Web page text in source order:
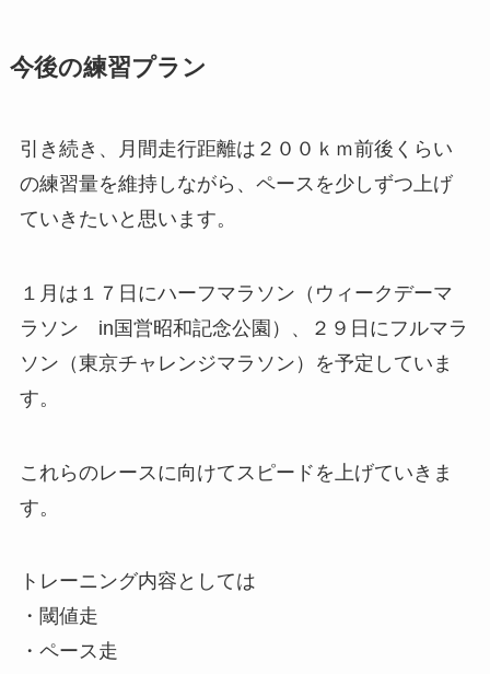
今後の練習プラン
引き続き、月間走行距離は２００ｋｍ前後くらい
の練習量を維持しながら、ペースを少しずつ上げ
ていきたいと思います。
１月は １７日にハーフマラソン （ウィークデーマ
ラソン in国営昭和記念公園）、
２９日にフルマラ
ソン （東京チャレンジマラソン）を予定していま
す。
これらのレースに向けてスピードを上げていきま
す。
トレーニング内容としては
・閾値走
・ペース走